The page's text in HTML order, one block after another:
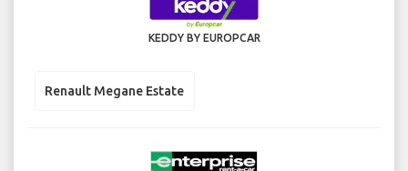
KEDDY BY EUROPCAR
Renault Megane Estate